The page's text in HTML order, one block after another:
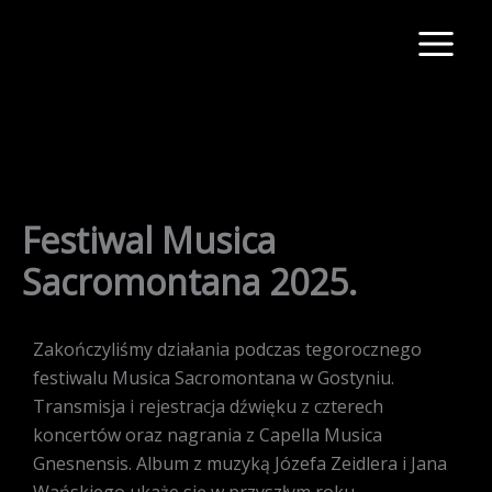
Festiwal Musica
Sacromontana 2025.
Zakończyliśmy działania podczas tegorocznego
festiwalu Musica Sacromontana w Gostyniu.
Transmisja i rejestracja dźwięku z czterech
koncertów oraz nagrania z Capella Musica
Gnesnensis. Album z muzyką Józefa Zeidlera i Jana